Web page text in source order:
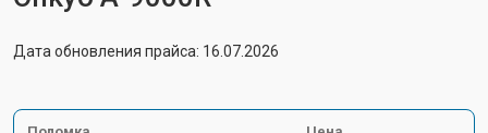
Дата обновления прайса: 16.07.2026